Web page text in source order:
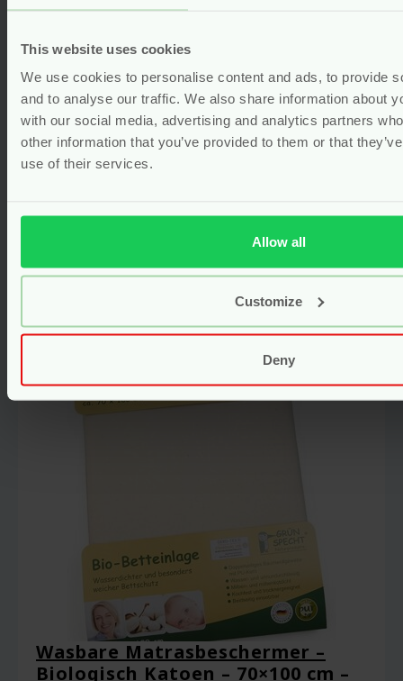
This website uses cookies
We use cookies to personalise content and ads, to provide
and to analyse our traffic. We also share information about
with our social media, advertising and analytics partners
other information that you’ve provided to them or that
use of their services.
Allow all
Customize
Deny
Easypisi Antislip Rubber
Vanaf7.95
Wasbare Matrasbeschermer –
Biologisch Katoen – 70×100 cm –